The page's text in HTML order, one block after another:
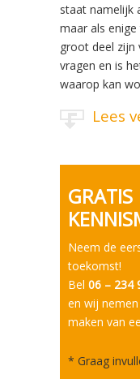
staat namelijk
maar als
groot deel zijn
vragen en is
waarop kan
Lees
GRATIS
Neem de
toekomst!
Bel 06 – 234
en wij
maken van
* Graag